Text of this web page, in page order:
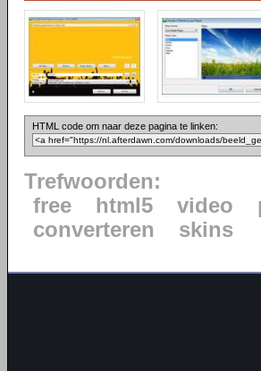
HTML code om naar deze pagina te linken:
Trefwoorden:
free
html5 video
converteren
skins